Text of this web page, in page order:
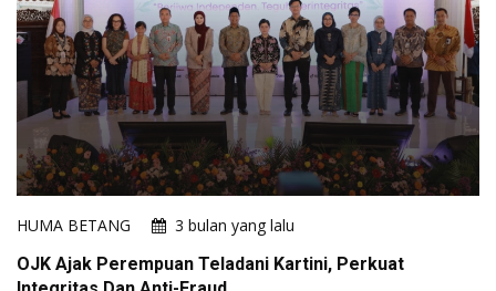
HUMA BETANG
3 bulan yang lalu
OJK Ajak Perempuan Teladani Kartini, Perkuat